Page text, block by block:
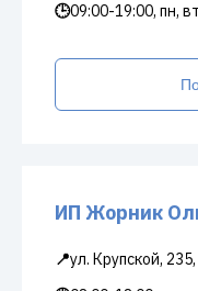
🕒09:00-19:00, пн,
ИП Жорник
📍ул. Крупской,